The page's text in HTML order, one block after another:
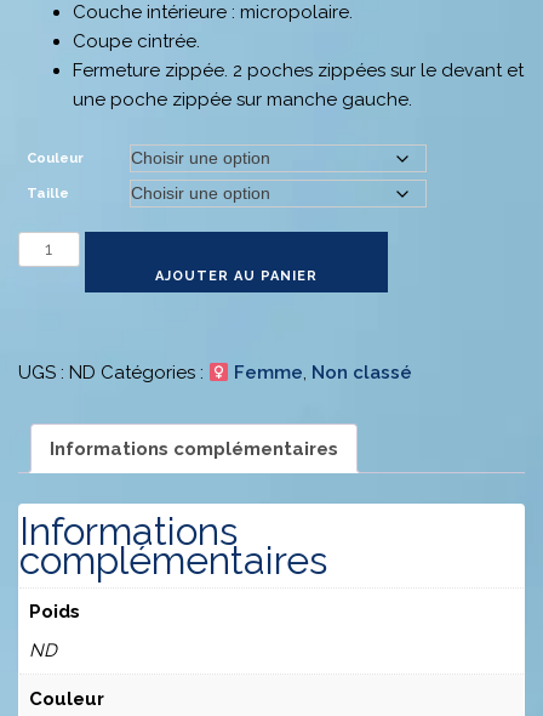
Couche intérieure : micropolaire.
Coupe cintrée.
Fermeture zippée. 2 poches zippées sur le devant et
une poche zippée sur manche gauche.
Couleur
Taille
quantité
femme
AJOUTER AU PANIER
UGS : ND Catégories : Femme, Non classé
Informations complémentaires
Informations
complémentaires
Poids
ND
Couleur